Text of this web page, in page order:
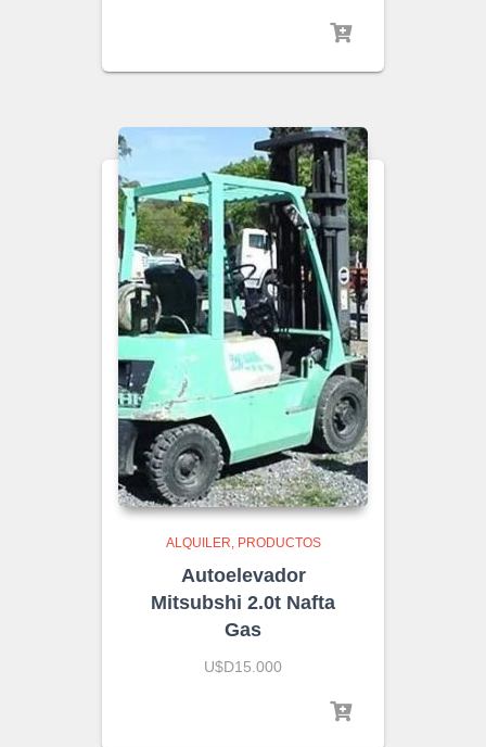
ALQUILER PRODUCTOS
Autoelevador
Mitsubshi 2.0t Nafta
Gas
U$D15.000